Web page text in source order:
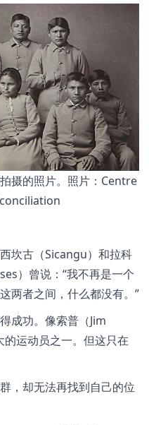
摄的照片。照片：Centre
坎古（Sicangu）和拉科
）曾说： 我不再是一个
两者之间，什么都没有。
成功。像索普（Jim
运动员之一。但这只在
，却无法再找到自己的位